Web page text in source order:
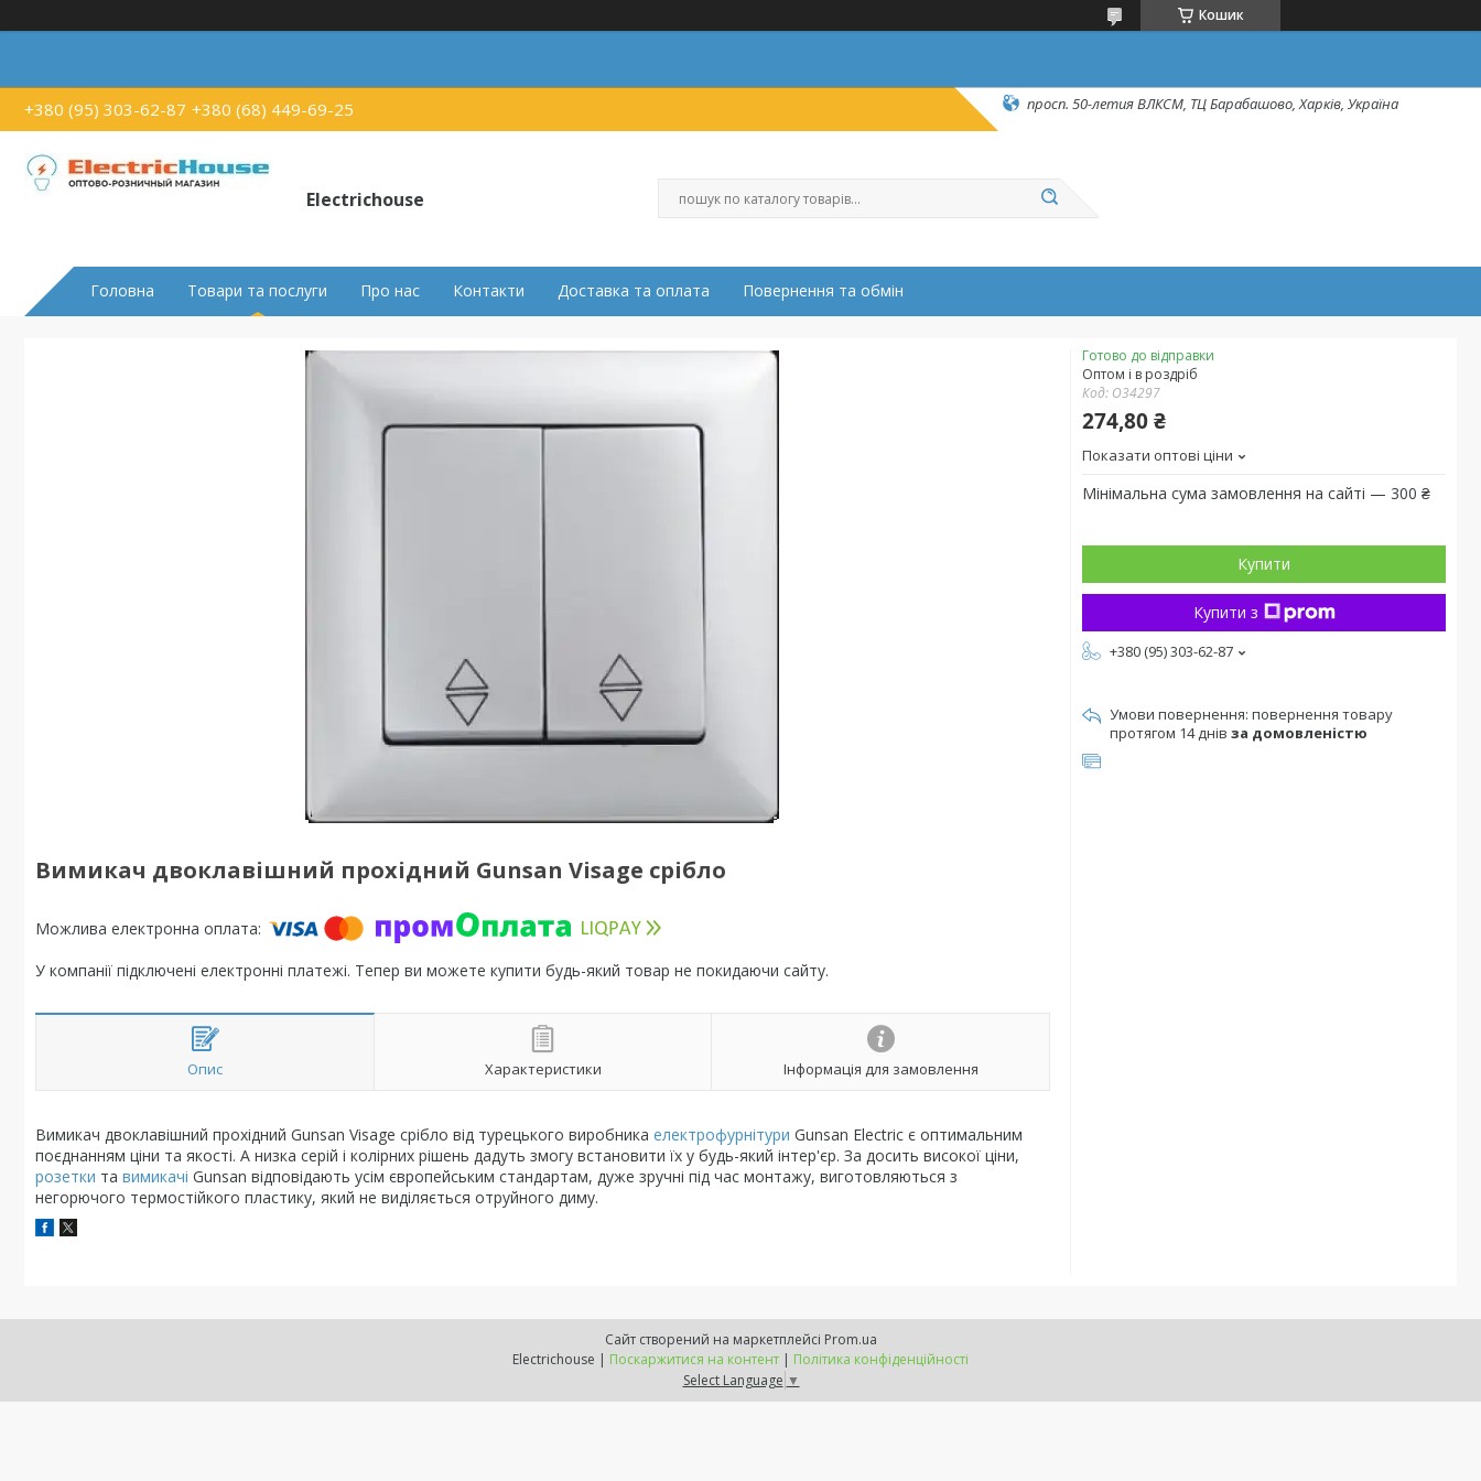
Кошик
+380 (95) 303-62-87 +380 (68) 449-69-25 просп. 50-летия ВЛКСМ, ТЦ Барабашово, Харків, Україна
Electrichouse
Головна Товари та послуги Про нас Контакти Доставка та оплата Повернення та обмін
Вимикач двоклавішний прохідний Gunsan Visage срібло
У компанії підключені електронні платежі. Тепер ви можете купити будь-який товар не покидаючи сайту.
Опис Характеристики Інформація для замовлення
Вимикач двоклавішний прохідний Gunsan Visage срібло від турецького виробника електрофурнітури Gunsan Electric є оптимальним
поєднанням ціни та якості. А низка серій і колірних рішень дадуть змогу встановити їх у будь-який інтер'єр. За досить високої ціни,
розетки та вимикачі Gunsan відповідають усім європейським стандартам, дуже зручні під час монтажу, виготовляються з
негорючого термостійкого пластику, який не виділяється отруйного диму.
Готово до відправки
Оптом і в роздріб
Код: O34297
274,80 ₴
Показати оптові ціни
Мінімальна сума замовлення на сайті — 300 ₴
Купити
Купити з
+380 (95) 303-62-87
повернення товару
протягом 14 днів за домовленістю
Сайт створений на маркетплейсі Prom.ua
Electrichouse | Поскаржитися на контент | Політика конфіденційності
Select Language ▼